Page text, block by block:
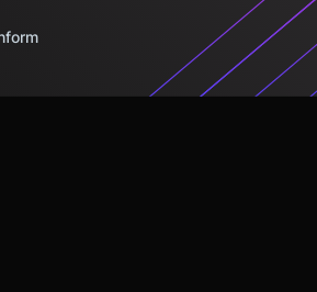
Informationen möglicherweise mit
die Sie ihnen bereitgestellt
Rahmen Ihrer Nutzung der Dienste